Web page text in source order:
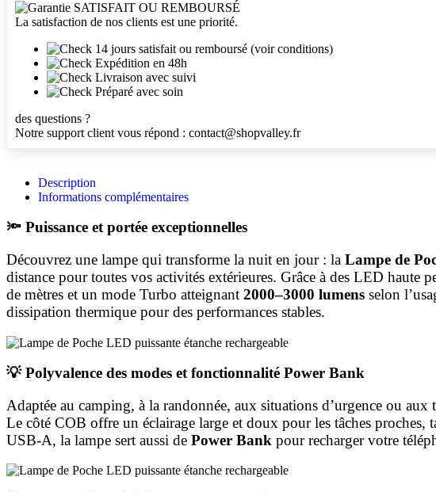
SATISFAIT OU REMBOURSÉ
La satisfaction de nos clients est une priorité.
14 jours satisfait ou remboursé (voir conditions)
Expédition en 48h
Livraison avec suivi
Préparé avec soin
des questions ?
Notre support client vous répond : contact@shopvalley.fr
Description
Informations complémentaires
🔦 Puissance et portée exceptionnelles
Découvrez une lampe qui transforme la nuit en jour : la Lampe de
distance pour toutes vos activités extérieures. Grâce à des LED haute
de mètres et un mode Turbo atteignant 2000–3000 lumens selon
dissipation thermique pour des performances stables.
💡 Polyvalence des modes et fonctionnalité Power Bank
Adaptée au camping, à la randonnée, aux situations d’urgence ou
Le côté COB offre un éclairage large et doux pour les tâches
USB-A, la lampe sert aussi de Power Bank pour recharger votre